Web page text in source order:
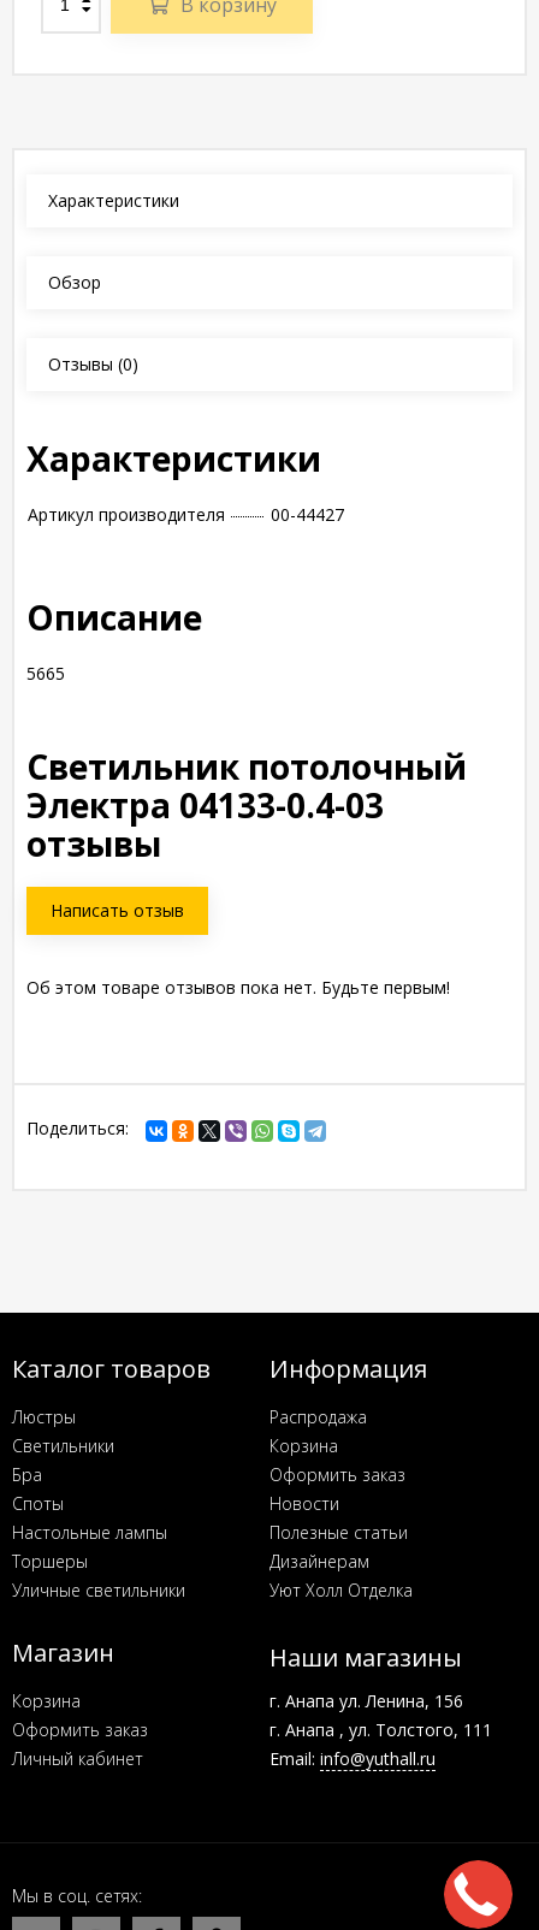
Характеристики
Обзор
Отзывы (0)
Характеристики
Артикул производителя 00-44427
Описание
5665
Cветильник потолочный
Электра 04133-0.4-03
отзывы
Написать отзыв
Об этом товаре отзывов пока нет. Будьте первым!
Поделиться:
Каталог товаров
Люстры
Светильники
Бра
Споты
Настольные лампы
Торшеры
Уличные светильники
Информация
Распродажа
Корзина
Оформить заказ
Новости
Полезные статьи
Дизайнерам
Уют Холл Отделка
Магазин
Корзина
Оформить заказ
Личный кабинет
Наши магазины
г. Анапа ул. Ленина, 156
г. Анапа , ул. Толстого, 111
Email: info@yuthall.ru
Мы в соц. сетях